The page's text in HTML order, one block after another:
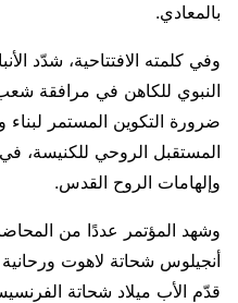
بالمعادي.
وفي كلمته الافتتاحية، شدّد
النبوي للكاهن في مرافقة شعب
ضرورة التكوين المستمر
المستقبل الروحي للكنيسة،
وإلهامات الروح القدس.
وشهد المؤتمر عددًا من
أنجيلوس شحاتة لاهوت
قدّم الأب ميلاد شحاتة